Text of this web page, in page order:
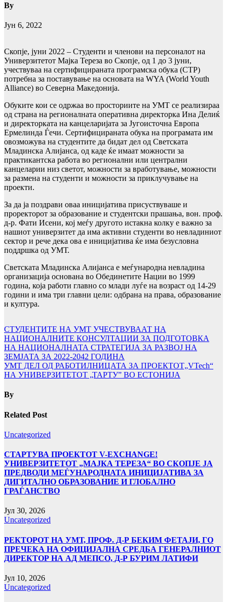
By
Јун 6, 2022
Скопје, јуни 2022 – Студенти и членови на персоналот на
Универзитетот Мајка Тереза во Скопје, од 1 до 3 јуни,
учествуваа на сертифицираната програмска обука (CTP)
потребна за поставување на основата на WYA (World Youth
Alliance) во Северна Македонија.
Обуките кои се одржаа во просториите на УМТ се реализираа
од страна на регионалната оперативна директорка Ина Делиќ
и директорката на канцеларијата за Југоисточна Европа
Ермелинда Ѓечи. Сертифицираната обука на програмата им
овозможува на студентите да бидат дел од Светската
Младинска Алијанса, од каде ќе имаат можности за
практикантска работа во регионални или централни
канцеларии низ светот, можности за вработување, можности
за размена на студенти и можности за приклучување на
проекти.
За да ја поздрави оваа иницијатива присуствуваше и
проректорот за образование и студентски прашања, вон. проф.
д-р. Фати Исени, кој меѓу другото истакна колку е важно за
нашиот универзитет да има активни студенти во невладиниот
сектор и рече дека ова е иницијатива ќе има безусловна
поддршка од УМТ.
Светската Младинска Алијанса е меѓународна невладина
организација основана во Обединетите Нации во 1999
година, која работи главно со млади луѓе на возраст од 14-29
години и има три главни цели: одбрана на права, образование
и култура.
Навигација
на
напис
СТУДЕНТИТЕ НА УМТ УЧЕСТВУВААТ НА
НАЦИОНАЛНИТЕ КОНСУЛТАЦИИ ЗА ПОДГОТОВКА
НА НАЦИОНАЛНАТА СТРАТЕГИЈА ЗА РАЗВОЈ НА
ЗЕМЈАТА ЗА 2022-2042 ГОДИНА
УМТ ДЕЛ ОД РАБОТИЛНИЦАТА ЗА ПРОЕКТОТ„VTech“
НА УНИВЕРЗИТЕТОТ „ТАРТУ” ВО ЕСТОНИЈА
By
Related Post
Uncategorized
СТАРТУВА ПРОЕКТОТ V-EXCHANGE!
УНИВЕРЗИТЕТОТ „МАЈКА ТЕРЕЗА“ ВО СКОПЈЕ ЈА
ПРЕДВОДИ МЕЃУНАРОДНАТА ИНИЦИЈАТИВА ЗА
ДИГИТАЛНО ОБРАЗОВАНИЕ И ГЛОБАЛНО
ГРАЃАНСТВО
Јул 30, 2026
Uncategorized
РЕКТОРОТ НА УМТ, ПРОФ. Д-Р БЕКИМ ФЕТАЈИ, ГО
ПРЕЧЕКА НА ОФИЦИЈАЛНА СРЕДБА ГЕНЕРАЛНИОТ
ДИРЕКТОР НА АД МЕПСО, Д-Р БУРИМ ЛАТИФИ
Јул 10, 2026
Uncategorized